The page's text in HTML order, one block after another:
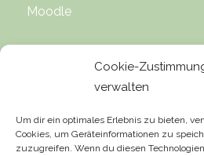
Cookie-
verwalten
Um dir ein optimales Erlebnis zu bieten,
Cookies, um Geräteinformationen zu
zuzugreifen. Wenn du diesen
Moodle
Rechtliche Hinweise
Impressum